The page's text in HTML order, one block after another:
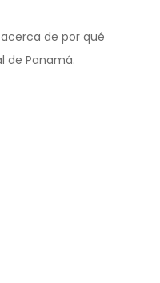
de por qué
de Panamá.